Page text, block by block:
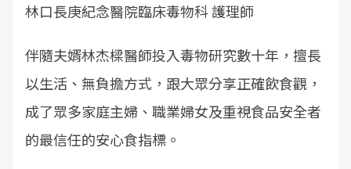
林口長庚紀念醫院臨床毒物科 護理師
伴隨夫婿林杰樑醫師投入毒物研究數十年，擅長
以生活、無負擔方式，跟大眾分享正確飲食觀，
成了眾多家庭主婦、職業婦女及重視食品安全者
的最信任的安心食指標。